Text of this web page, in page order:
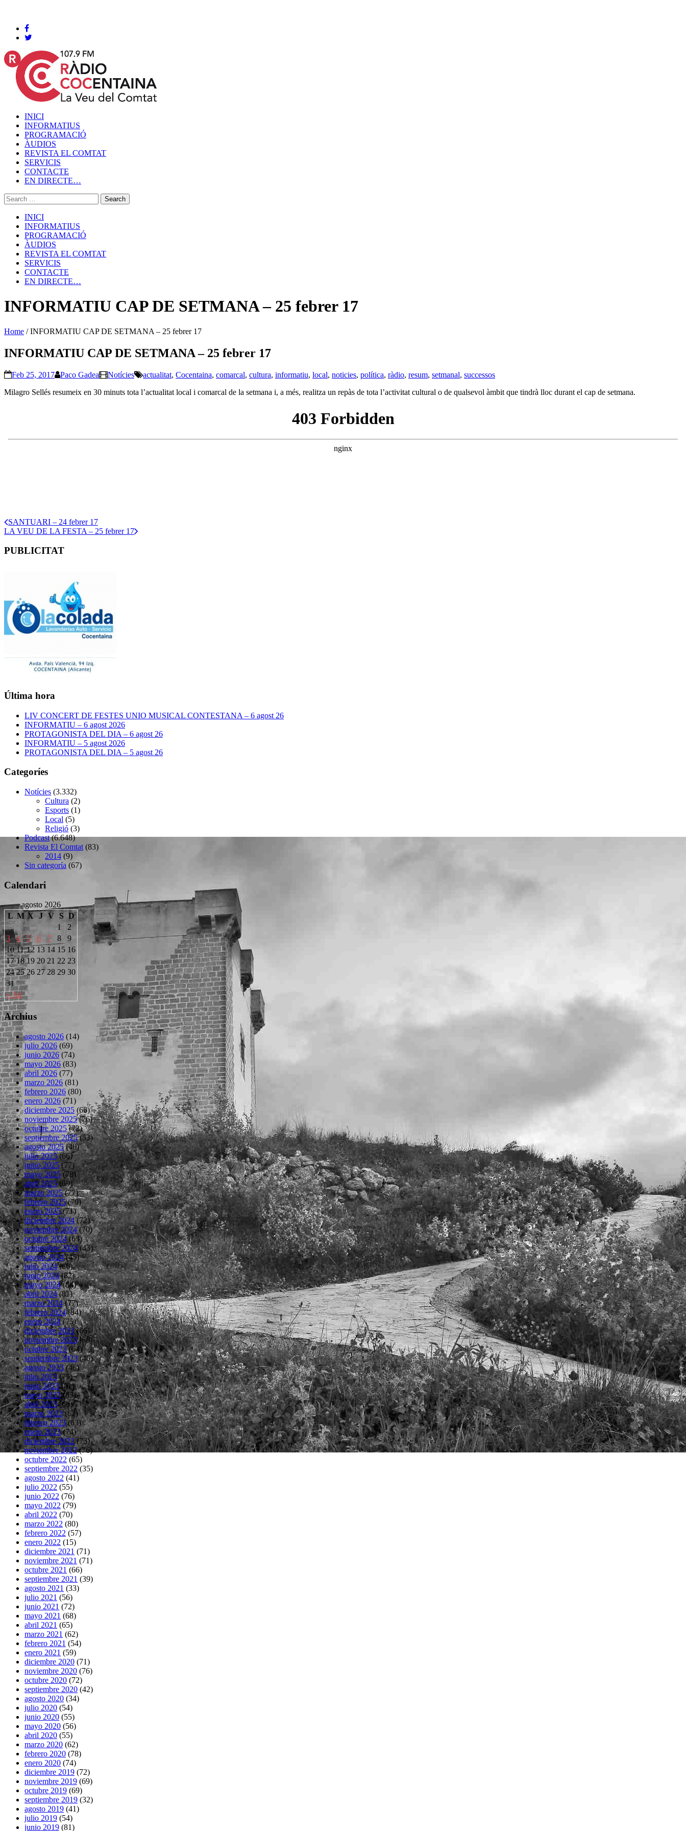
INICI
INFORMATIUS
PROGRAMACIÓ
ÀUDIOS
REVISTA EL COMTAT
SERVICIS
CONTACTE
EN DIRECTE…
INICI
INFORMATIUS
PROGRAMACIÓ
ÀUDIOS
REVISTA EL COMTAT
SERVICIS
CONTACTE
EN DIRECTE…
INFORMATIU CAP DE SETMANA – 25 febrer 17
Home /INFORMATIU CAP DE SETMANA – 25 febrer 17
INFORMATIU CAP DE SETMANA – 25 febrer 17
Feb 25, 2017 Paco Gadea Notícies actualitat, Cocentaina, comarcal, cultura, informatiu, local, noticies, política, ràdio, resum, setmanal, successos
Milagro Sellés resumeix en 30 minuts tota l’actualitat local i comarcal de la setmana i, a més, realitza un repàs de tota l’activitat cultural o de qualsevol àmbit que tindrà lloc durant el cap de setmana.
SANTUARI – 24 febrer 17
LA VEU DE LA FESTA – 25 febrer 17
PUBLICITAT
Última hora
LIV CONCERT DE FESTES UNIO MUSICAL CONTESTANA – 6 agost 26
INFORMATIU – 6 agost 2026
PROTAGONISTA DEL DIA – 6 agost 26
INFORMATIU – 5 agost 2026
PROTAGONISTA DEL DIA – 5 agost 26
Categoríes
Notícies (3.332)
Cultura (2)
Esports (1)
Local (5)
Religió (3)
Podcast(6.648)
Revista El Comtat (83)
2014 (9)
Sin categoría (67)
Calendari
agosto 2026
L M X J V S D
« Jul
1
2
3
4 5 6 7 8
9
10 11 12 13 14 15 16
17 18 19 20 21 22 23
24 25 26 27 28 29 30
31
Archius
agosto 2026 (14)
julio 2026 (69)
junio 2026 (74)
mayo 2026 (83)
abril 2026 (77)
marzo 2026 (81)
febrero 2026 (80)
enero 2026 (71)
diciembre 2025 (66)
noviembre 2025(76)
octubre 2025(72)
septiembre 2025(53)
agosto 2025(40)
julio 2025(66)
junio 2025(77)
mayo 2025 (78)
abril 2025(69)
marzo 2025(77)
febrero 2025(70)
enero 2025(71)
diciembre 2024(72)
noviembre 2024(70)
octubre 2024(63)
septiembre 2024(43)
agosto 2024(45)
julio 2024(66)
junio 2024(82)
mayo 2024(84)
abril 2024(81)
marzo 2024(77)
febrero 2024(84)
enero 2024(75)
diciembre 2023(66)
noviembre 2023(68)
octubre 2023(64)
septiembre 2023(46)
agosto 2023(46)
julio 2023(75)
junio 2023(81)
mayo 2023(83)
abril 2023(66)
marzo 2023(62)
febrero 2023(63)
enero 2023(74)
diciembre 2022(73)
noviembre 2022(76)
octubre 2022 (65)
septiembre 2022 (35)
agosto 2022 (41)
julio 2022 (55)
junio 2022 (76)
mayo 2022 (79)
abril 2022 (70)
marzo 2022 (80)
febrero 2022 (57)
enero 2022 (15)
diciembre 2021 (71)
noviembre 2021 (71)
octubre 2021 (66)
septiembre 2021 (39)
agosto 2021 (33)
julio 2021 (56)
junio 2021 (72)
mayo 2021 (68)
abril 2021 (65)
marzo 2021 (62)
febrero 2021 (54)
enero 2021 (59)
diciembre 2020 (71)
noviembre 2020 (76)
octubre 2020 (72)
septiembre 2020 (42)
agosto 2020 (34)
julio 2020 (54)
junio 2020 (55)
mayo 2020 (56)
abril 2020 (55)
marzo 2020 (62)
febrero 2020 (78)
enero 2020 (74)
diciembre 2019 (72)
noviembre 2019 (69)
octubre 2019 (69)
septiembre 2019 (32)
agosto 2019 (41)
julio 2019 (54)
junio 2019 (81)